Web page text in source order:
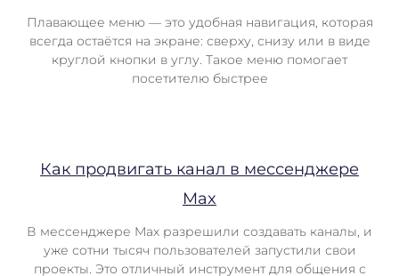
Плавающее меню — это удобная навигация, которая
всегда остаётся на экране: сверху, снизу или в виде
круглой кнопки в углу. Такое меню помогает
посетителю быстрее
Как продвигать канал в мессенджере
Max
В мессенджере Max разрешили создавать каналы, и
уже сотни тысяч пользователей запустили свои
проекты. Это отличный инструмент для общения с